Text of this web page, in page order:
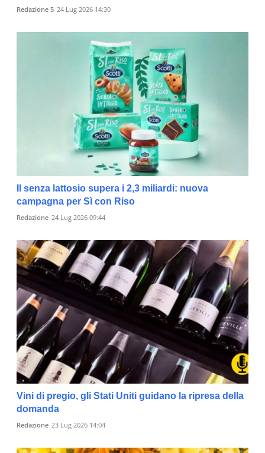
Redazione 5 24 Lug 2026 14:30
Il senza lattosio supera i 2,3 miliardi: nuova
campagna per Sì con Riso
Redazione 24 Lug 2026 09:44
Vini di pregio, gli Stati Uniti guidano la ripresa della
domanda
Redazione 23 Lug 2026 14:04